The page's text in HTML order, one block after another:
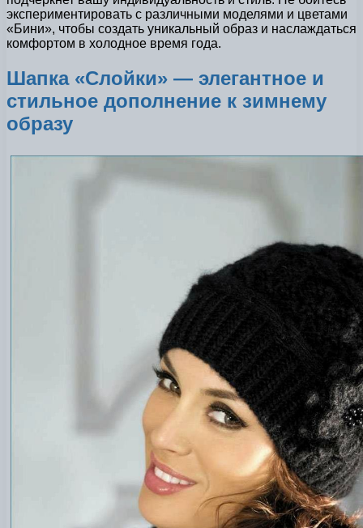
экспериментировать с различными моделями и цветами
«Бини», чтобы создать уникальный образ и наслаждаться
комфортом в холодное время года.
Шапка «Слойки» — элегантное и
стильное дополнение к зимнему
образу